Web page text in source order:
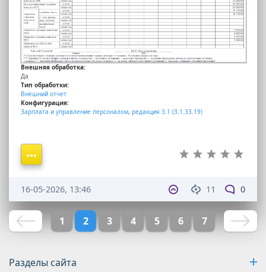
Внешняя обработка:
Да
Тип обработки:
Внешний отчет
Конфигурация:
Зарплата и управление персоналом, редакция 3.1 (3.1.33.19)
11 0
16-05-2026, 13:46
1 2 3 4 5 6 7
Разделы сайта